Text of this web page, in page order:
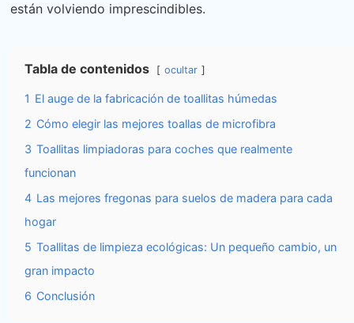
están volviendo imprescindibles.
Tabla de contenidos ocultar
1 El auge de la fabricación de toallitas húmedas
2 Cómo elegir las mejores toallas de microfibra
3 Toallitas limpiadoras para coches que realmente
funcionan
4 Las mejores fregonas para suelos de madera para cada
hogar
5 Toallitas de limpieza ecológicas: Un pequeño cambio, un
gran impacto
6 Conclusión